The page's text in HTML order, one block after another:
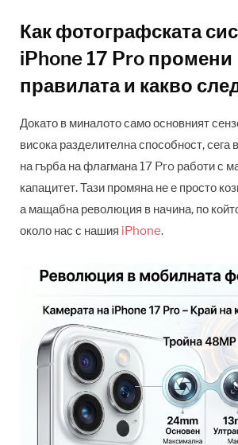
Как фотографската
iPhone 17 Pro промени
правилата и какво
Докато в миналото само основният
висока разделителна способност, сега
на гърба на флагмана 17 Pro работи с
капацитет. Тази промяна не е просто
а мащабна революция в начина, по
около нас с нашия iPhone.